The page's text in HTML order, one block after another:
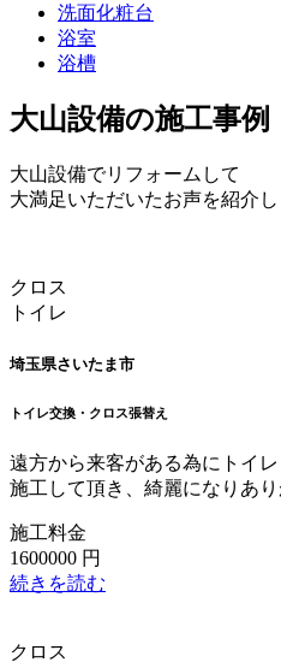
洗面化粧台
浴室
浴槽
大山設備の施工事例
大山設備でリフォームして
大満足いただいたお声を紹介
クロス
トイレ
埼玉県さいたま市
トイレ交換・クロス張替え
遠方から来客がある為にトイ
施工して頂き、綺麗になりあり
施工料金
1600000 円
続きを読む
クロス